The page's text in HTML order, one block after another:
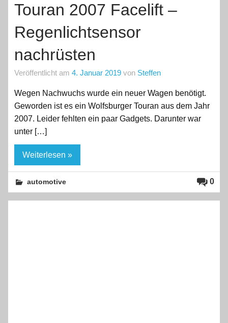
Touran 2007 Facelift –
Regenlichtsensor
nachrüsten
Veröffentlicht am 4. Januar 2019 von Steffen
Wegen Nachwuchs wurde ein neuer Wagen benötigt.
Geworden ist es ein Wolfsburger Touran aus dem Jahr
2007. Leider fehlten ein paar Gadgets. Darunter war
unter […]
Weiterlesen »
0
automotive